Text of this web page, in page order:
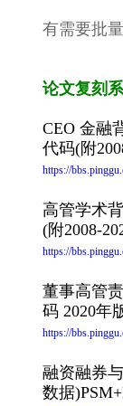
有需要批
论文复刻
CEO 金融
代码(附
https://
高管学术
(附2008-
https://
董事高管
码 2020年
https://
融资融券
数据